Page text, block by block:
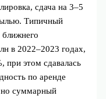
сдача на 3–5
Типичный
в 2022–2023 годах,
при этом сдавалась
по аренде
но суммарный